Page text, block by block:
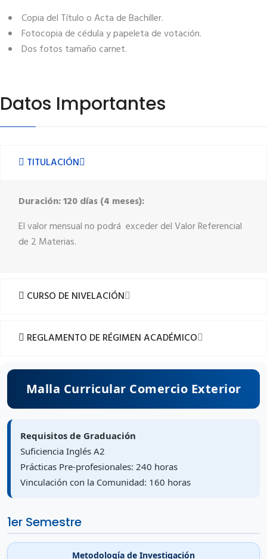
Copia del Título o Acta de Bachiller.
Fotocopia de cédula y papeleta de votación.
Dos fotos tamaño carnet.
Datos Importantes
TITULACIÓN
Duración: 120 días (4 meses):
El valor mensual no podrá exceder del Valor Referencial
de 2 Materias.
CURSO DE NIVELACIÓN
REGLAMENTO DE RÉGIMEN ACADÉMICO
Malla Curricular Comercio Exterior
Requisitos de Graduación
Suficiencia Inglés A2
Prácticas Pre-profesionales: 240 horas
Vinculación con la Comunidad: 160 horas
1er Semestre
Metodología de Investigación